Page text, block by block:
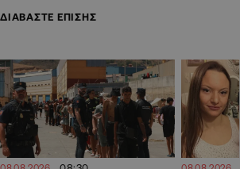
ΔΙΑΒΑΣΤΕ ΕΠΙΣΗΣ